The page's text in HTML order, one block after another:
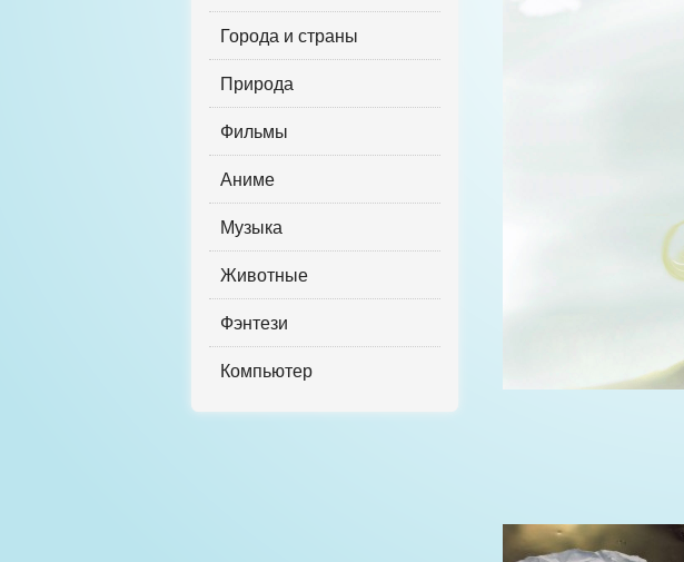
Города и страны
Природа
Фильмы
Аниме
Музыка
Животные
Фэнтези
Компьютер